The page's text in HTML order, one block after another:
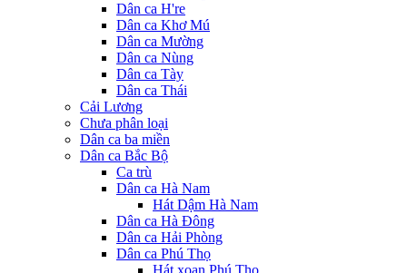
Dân ca H're
Dân ca Khơ Mú
Dân ca Mường
Dân ca Nùng
Dân ca Tày
Dân ca Thái
Cải Lương
Chưa phân loại
Dân ca ba miền
Dân ca Bắc Bộ
Ca trù
Dân ca Hà Nam
Hát Dậm Hà Nam
Dân ca Hà Đông
Dân ca Hải Phòng
Dân ca Phú Thọ
Hát xoan Phú Thọ